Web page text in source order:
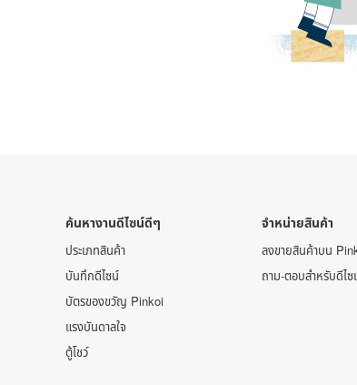
ค้นหางานดีไซน์ดีๆ
ประเภทสินค้า
บันทึกดีไซน์
บัตรของขวัญ Pinkoi
แรงบันดาลใจ
ตู้โชว์
จำหน่ายสินค้า
ลงขายสินค้าบน
ถาม-ตอบสำหรับดีไซ